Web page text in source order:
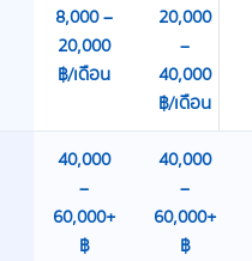
8,000 –
20,000
฿/เดือน
20,000
–
40,000
฿/เดือน
40,000
–
60,000+
฿
40,000
–
60,000+
฿